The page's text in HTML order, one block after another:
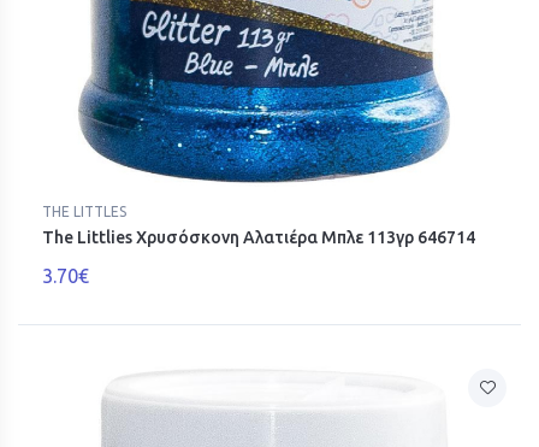
THE LITTLES
The Littlies Χρυσόσκονη Αλατιέρα Μπλε 113γρ 646714
3.70€